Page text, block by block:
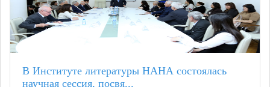
В Институте литературы НАНА состоялась
научная сессия, посвя...